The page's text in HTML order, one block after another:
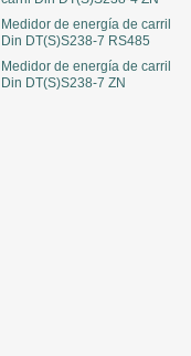
Medidor de energía de carril
Din DT(S)S238-7 RS485
Medidor de energía de carril
Din DT(S)S238-7 ZN